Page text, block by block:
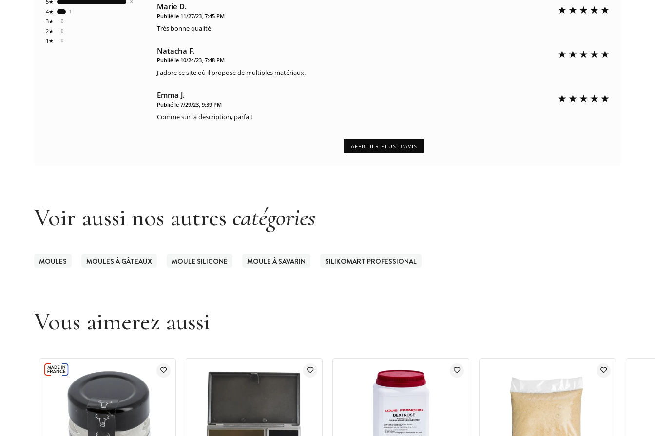
0
1★
0
2★
0
3★
1
4★
8
5★ Marie D.
Publié le 11/27/23, 7:45 PM
Très bonne qualité
Natacha F.
Publié le 10/24/23, 7:48 PM
J'adore ce site où il propose de multiples matériaux.
Emma J.
Publié le 7/29/23, 9:39 PM
Comme sur la description, parfait
AFFICHER PLUS D'AVIS
Voir aussi nos autres catégories
MOULES MOULES À GÂTEAUX MOULE SILICONE MOULE À SAVARIN SILIKOMART PROFESSIONAL
Vous aimerez aussi